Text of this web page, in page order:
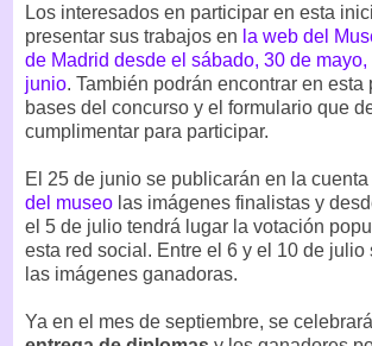
Los interesados en participar en esta
presentar sus trabajos en la web del
de Madrid desde el sábado, 30 de
junio. También podrán encontrar en esta
bases del concurso y el formulario que
cumplimentar para participar.
El 25 de junio se publicarán en la cuenta
del museo las imágenes finalistas y
el 5 de julio tendrá lugar la votación
esta red social. Entre el 6 y el 10 de julio
las imágenes ganadoras.
Ya en el mes de septiembre, se